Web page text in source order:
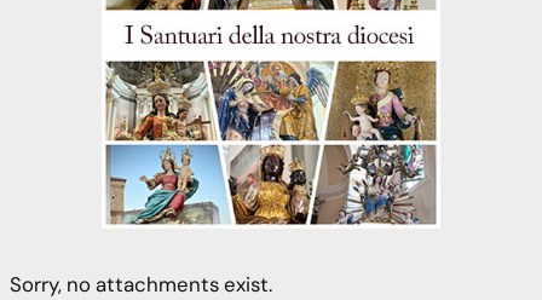
Sorry, no attachments exist.